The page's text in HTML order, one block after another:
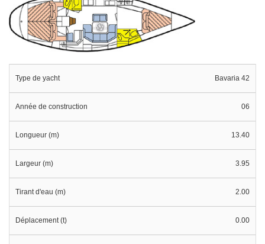
Type de yacht Bavaria 42
Année de construction 06
Longueur (m) 13.40
Largeur (m) 3.95
Tirant d'eau (m) 2.00
Déplacement (t) 0.00